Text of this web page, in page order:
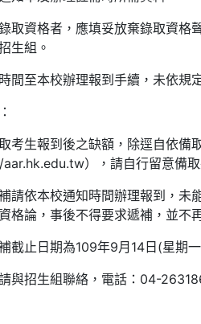
取資格者，應填妥放棄錄取資
生組。
間至本校辦理報到手續，未依規
生報到後之缺額，除逕自依備
），請自行留意備取
依本校通知時間辦理報到，未
格論，事後不得要求遞補，並不
止日期為109年9月14日(星期一
與招生組聯絡，電話：04-